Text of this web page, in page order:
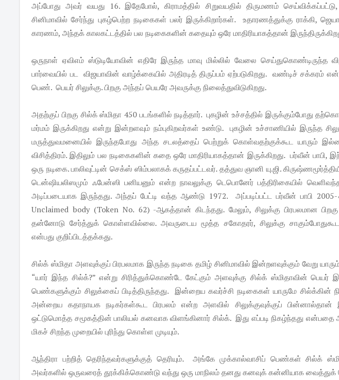
அப்போது அவர் வயது 16. இதேபோல், கிராமத்தில் சிறுவயதில் திருமணம் செய்விக்கப்பட்டு,
சினிமாவில் சேர்ந்து புகழ்பெற்ற நடிகைகள் பலர் இருக்கிறார்கள். உதாரணத்துக்கு ராக்கி,
காரணம், அந்தக் காலகட்டத்தில் பல நடிகைகளின் கதையும் ஒரே மாதிரியாகத்தான்
ஒருநாள் ஏவிஎம் ஸ்டுடியோவின் எதிரே இருந்த மாவு மில்லில் வேலை செய்துகொண்டிருந்த
பார்வையில் பட விஜயாவின் வாழ்க்கையில் அதிரடித் திருப்பம் ஏற்படுகிறது. வண்டிச் சக்கரம்
பெண். பெயர் சிலுக்கு. பிறகு அந்தப் பெயரே அவருக்கு நிலைத்துவிடுகிறது.
அதற்குப் பிறகு சில்க் ஸ்மிதா 450 படங்களில் நடித்தார். புகழின் உச்சத்தில் இருக்கும்போது
மர்மம் இருக்கிறது என்று இன்றளவும் நம்புகிறவர்கள் உண்டு. புகழின் உச்சாணியில் இருந்த
மருத்துவமனையில் இருந்தபோது அந்த சடலத்தைப் பெற்றுக் கொள்வதற்குக்கூட யாரும்
விசித்திரம். இதிலும் பல நடிகைகளின் கதை ஒரே மாதிரியாகத்தான் இருக்கிறது. பர்வீன் பாபி,
ஒரு நடிகை. பாலிவுட்டின் செக்ஸ் ஸிம்பலாகக் கருதப்பட்டவர். தத்துவ ஞானி யு.ஜி.
டென்ஷியலிஸமும் ஃபேன்ஸி பனியனும் என்ற நாவலுக்கு டெபொனேர் பத்திரிகையில்
அடிப்படையாக இருந்தது. அந்தப் பேட்டி வந்த ஆண்டு 1972. அப்படிப்பட்ட பர்வீன் பாபி
Unclaimed body (Token No. 62) -ஆகத்தான் கிடந்தது. மேலும், சிலுக்கு பிரபலமான
தன்னோடு சேர்த்துக் கொள்ளவில்லை. அவருடைய மூத்த சகோதரர், சிலுக்கு சாகும்போதுகூட
என்பது குறிப்பிடத்தக்கது.
சில்க் ஸ்மிதா அளவுக்குப் பிரபலமாக இருந்த நடிகை தமிழ் சினிமாவில் இன்றளவுக்கும் வேறு
“யார் இந்த சில்க்?” என்று சிரித்துக்கொண்டே கேட்கும் அளவுக்கு சில்க் ஸ்மிதாவின் பெயர்
பெண்களுக்கும் சிலுக்கைப் பிடித்திருந்தது. இன்றைய கவர்ச்சி நடிகைகள் யாருமே சில்க்கின்
அன்றைய கதாநாயக நடிகர்கள்கூட பிரபலம் என்ற அளவில் சிலுக்குவுக்குப்
ஒட்டுமொத்த சமூகத்தின் பாலியல் கனவாக விளங்கினார் சில்க். இது எப்படி நிகழ்ந்தது
மிகச் சிறந்த முறையில் புரிந்து கொள்ள முடியும்.
ஆந்திரா பற்றித் தெரிந்தவர்களுக்குத் தெரியும். அங்கே முக்கால்வாசிப் பெண்கள் சில்க்
அவர்களில் ஒருவரைத் தூக்கிக்கொண்டு வந்து ஒரு மாநிலம் தனது கனவுக் கன்னியாக